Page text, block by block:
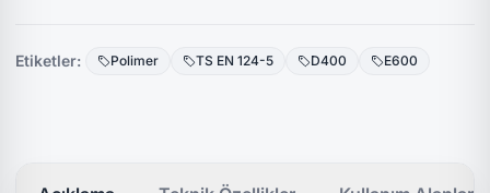
Etiketler: Polimer TS EN 124-5 D400 E600